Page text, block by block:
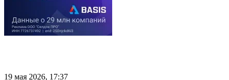
19 мая 2026, 17:37